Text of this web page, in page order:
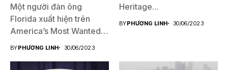
Một người đàn ông
Florida xuất hiện trên
America’s Most Wanted
BYPHƯƠNG LINH 30/06/2023
Heritage...
BYPHƯƠNG LINH 30/06/2023